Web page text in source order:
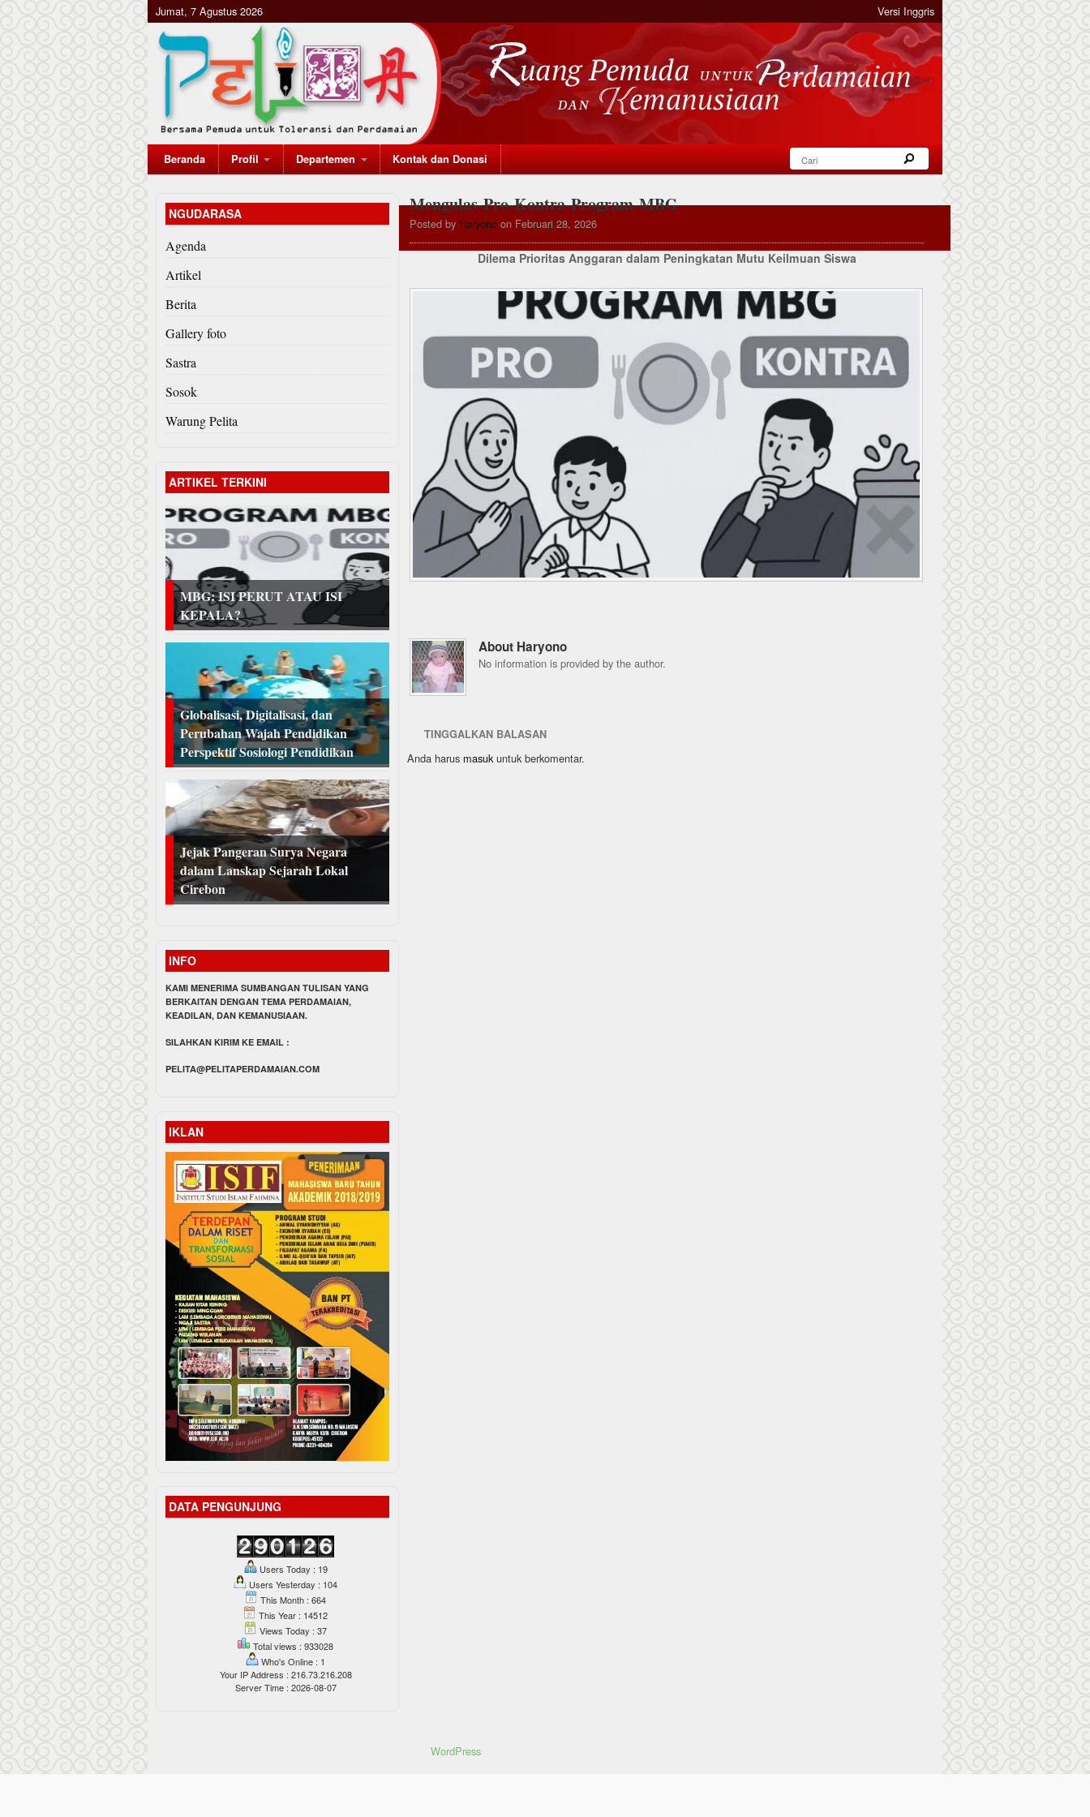
Jumat, 7 Agustus 2026 Versi Inggris
Beranda Profil Departemen Kontak dan Donasi
Mengulas-Pro-Kontra-Program-MBG
Posted by Haryono on Februari 28, 2026
Dilema Prioritas Anggaran dalam Peningkatan Mutu Keilmuan Siswa
About Haryono
No information is provided by the author.
TINGGALKAN BALASAN
Anda harus masukuntuk berkomentar.
NGUDARASA
Agenda
Artikel
Berita
Gallery foto
Sastra
Sosok
Warung Pelita
ARTIKEL TERKINI
MBG: ISI PERUT ATAU ISI
KEPALA?
Globalisasi, Digitalisasi, dan
Perubahan Wajah Pendidikan
Perspektif Sosiologi Pendidikan
Jejak Pangeran Surya Negara
dalam Lanskap Sejarah Lokal
Cirebon
INFO
KAMI MENERIMA SUMBANGAN TULISAN YANG
BERKAITAN DENGAN TEMA PERDAMAIAN,
KEADILAN, DAN KEMANUSIAAN.
SILAHKAN KIRIM KE EMAIL :
PELITA@PELITAPERDAMAIAN.COM
IKLAN
DATA PENGUNJUNG
Users Today : 19
Users Yesterday : 104
This Month : 664
This Year : 14512
Views Today : 37
Total views : 933028
Who's Online : 1
Your IP Address : 216.73.216.208
Server Time : 2026-08-07
WordPress